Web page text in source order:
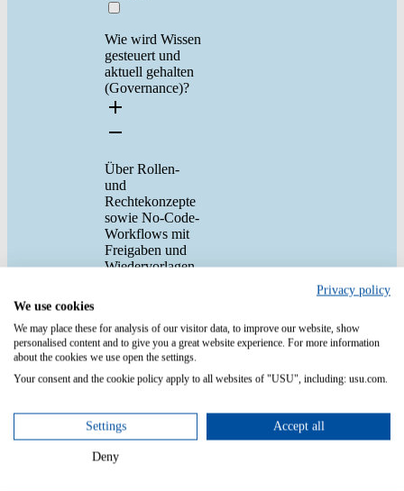
Wie wird Wissen
gesteuert und
aktuell gehalten
(Governance)?
Über Rollen-
und
Rechtekonzepte
sowie No-Code-
Workflows mit
Freigaben und
Wiedervorlagen,
Aktualisierung
unterstützen.
Welche
Inhaltsformate
werden
unterstützt?
Privacy policy
We use cookies
We may place these for analysis of our visitor data, to improve our website, show
personalised content and to give you a great website experience. For more information
about the cookies we use open the settings.
Your consent and the cookie policy apply to all websites of "USU", including: usu.com.
Settings Accept all
Deny